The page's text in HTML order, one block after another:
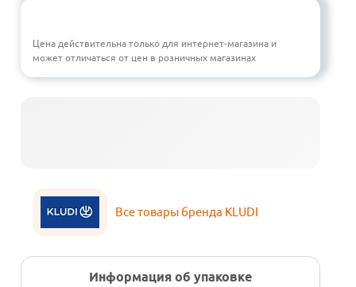
Цена действительна только для интернет-магазина и
может отличаться от цен в розничных магазинах
Все товары бренда KLUDI
Информация об упаковке